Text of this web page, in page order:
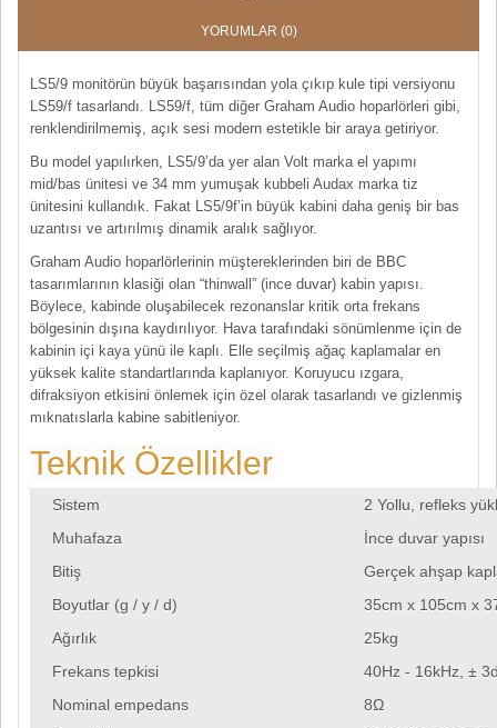
YORUMLAR (0)
LS5/9 monitörün büyük başarısından yola çıkıp kule tipi versiyonu
LS59/f tasarlandı. LS59/f, tüm diğer Graham Audio hoparlörleri gibi,
renklendirilmemiş, açık sesi modern estetikle bir araya getiriyor.
Bu model yapılırken, LS5/9’da yer alan Volt marka el yapımı
mid/bas ünitesi ve 34 mm yumuşak kubbeli Audax marka tiz
ünitesini kullandık. Fakat LS5/9f’in büyük kabini daha geniş bir bas
uzantısı ve artırılmış dinamik aralık sağlıyor.
Graham Audio hoparlörlerinin müştereklerinden biri de BBC
tasarımlarının klasiği olan “thinwall” (ince duvar) kabin yapısı.
Böylece, kabinde oluşabilecek rezonanslar kritik orta frekans
bölgesinin dışına kaydırılıyor. Hava tarafındaki sönümlenme için de
kabinin içi kaya yünü ile kaplı. Elle seçilmiş ağaç kaplamalar en
yüksek kalite standartlarında kaplanıyor. Koruyucu ızgara,
difraksiyon etkisini önlemek için özel olarak tasarlandı ve gizlenmiş
mıknatıslarla kabine sabitleniyor.
Teknik Özellikler
Sistem
2 Yollu, refleks
Muhafaza
İnce duvar yapısı
Bitiş
Gerçek ahşap
Boyutlar (g / y / d)
35cm x 105cm x
Ağırlık
25kg
Frekans tepkisi
40Hz - 16kHz, ±
Nominal empedans
8Ω